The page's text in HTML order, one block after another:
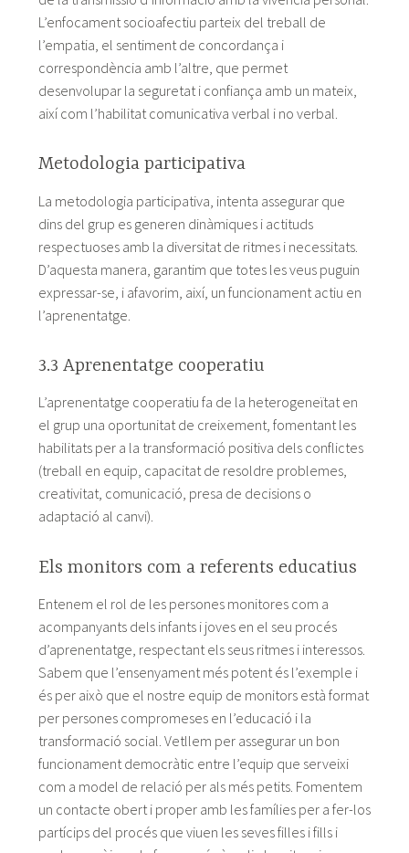
L’enfocament socioafectiu parteix del treball de
l’empatia, el sentiment de concordança i
correspondència amb l’altre, que permet
desenvolupar la seguretat i confiança amb un mateix,
així com l’habilitat comunicativa verbal i no verbal.
Metodologia participativa
La metodologia participativa, intenta assegurar que
dins del grup es generen dinàmiques i actituds
respectuoses amb la diversitat de ritmes i necessitats.
D’aquesta manera, garantim que totes les veus puguin
expressar-se, i afavorim, així, un funcionament actiu en
l’aprenentatge.
3.3 Aprenentatge cooperatiu
L’aprenentatge cooperatiu fa de la heterogeneïtat en
el grup una oportunitat de creixement, fomentant les
habilitats per a la transformació positiva dels conflictes
(treball en equip, capacitat de resoldre problemes,
creativitat, comunicació, presa de decisions o
adaptació al canvi).
Els monitors com a referents educatius
Entenem el rol de les persones monitores com a
acompanyants dels infants i joves en el seu procés
d’aprenentatge, respectant els seus ritmes i interessos.
Sabem que l’ensenyament més potent és l’exemple i
és per això que el nostre equip de monitors està format
per persones compromeses en l’educació i la
transformació social. Vetllem per assegurar un bon
funcionament democràtic entre l’equip que serveixi
com a model de relació per als més petits. Fomentem
un contacte obert i proper amb les famílies per a fer-los
partícips del procés que viuen les seves filles i fills i